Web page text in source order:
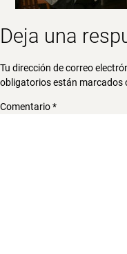
Deja una
Tu dirección de correo
obligatorios están marcados
Comentario*